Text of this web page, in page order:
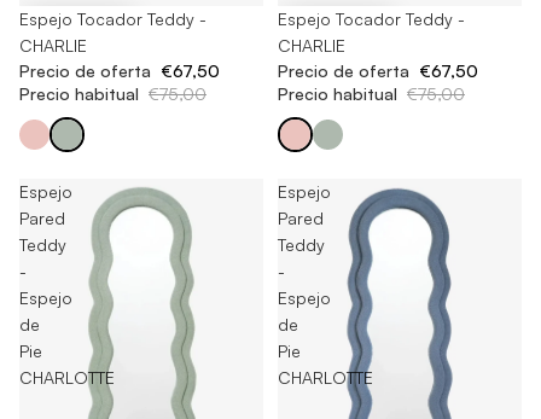
-10%
Espejo Tocador Teddy -
CHARLIE
Precio de oferta €67,50
Precio habitual €75,00
-10%
Espejo Tocador Teddy -
CHARLIE
Precio de oferta €67,50
Precio habitual €75,00
Espejo
Pared
Teddy
-
Espejo
de
Pie
CHARLOTTE
Espejo
Pared
Teddy
-
Espejo
de
Pie
CHARLOTTE